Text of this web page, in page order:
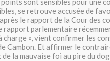
se retrouve accusée de
le rapport de la Cour des
rapport parlementaire
charge », vient confirmer les
Cambon. Et affirmer le
la mauvaise foi au pire du